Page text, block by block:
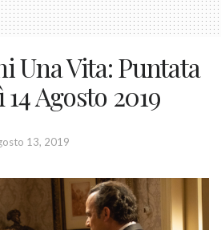
Una Vita: Puntata
Agosto 2019
13, 2019